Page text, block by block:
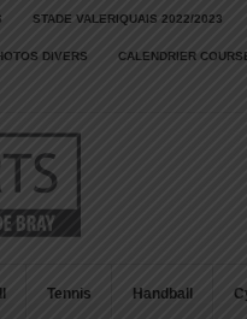
STADE VALERIQUAIS 2022/2023
DIVERS CALENDRIER
Tennis Handball